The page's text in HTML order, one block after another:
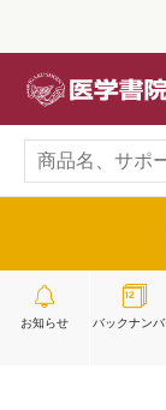
医学界新聞
医学界新聞プラ
医学書院Column
お知らせ バックナンバ